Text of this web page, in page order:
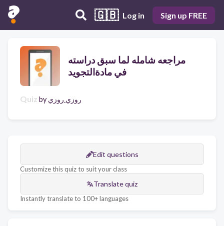
🇬🇧 Log in Sign up FREE
مراجعه شامله لما سبق دراسته
في مادةالتجويد
Quiz by روزي روزي
Edit questions
Customize this quiz to suit your class
Translate quiz
Instantly translate to 100+ languages